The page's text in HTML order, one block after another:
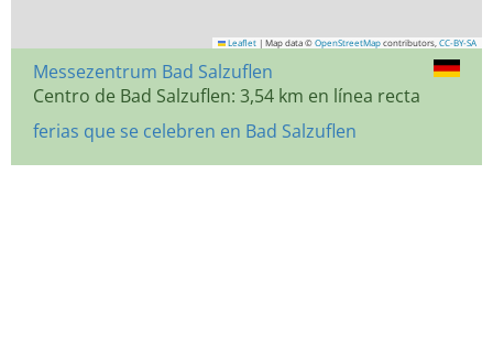
Leaflet | Map data © OpenStreetMap contributors, CC-BY-SA
Messezentrum Bad Salzuflen
Centro de Bad Salzuflen: 3,54 km en línea recta
ferias que se celebren en Bad Salzuflen